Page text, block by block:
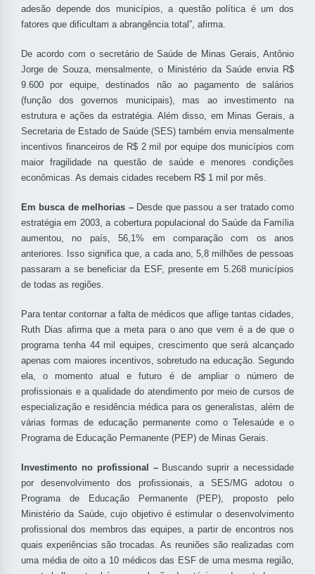
adesão depende dos municípios, a questão política é um dos
fatores que dificultam a abrangência total”, afirma.
De acordo com o secretário de Saúde de Minas Gerais, Antônio
Jorge de Souza, mensalmente, o Ministério da Saúde envia R$
9.600 por equipe, destinados não ao pagamento de salários
(função dos governos municipais), mas ao investimento na
estrutura e ações da estratégia. Além disso, em Minas Gerais, a
Secretaria de Estado de Saúde (SES) também envia mensalmente
incentivos financeiros de R$ 2 mil por equipe dos municípios com
maior fragilidade na questão de saúde e menores condições
econômicas. As demais cidades recebem R$ 1 mil por mês.
Em busca de melhorias –Desde que passou a ser tratado como
estratégia em 2003, a cobertura populacional do Saúde da Família
aumentou, no país, 56,1% em comparação com os anos
anteriores. Isso significa que, a cada ano, 5,8 milhões de pessoas
passaram a se beneficiar da ESF, presente em 5.268 municípios
de todas as regiões.
Para tentar contornar a falta de médicos que aflige tantas cidades,
Ruth Dias afirma que a meta para o ano que vem é a de que o
programa tenha 44 mil equipes, crescimento que será alcançado
apenas com maiores incentivos, sobretudo na educação. Segundo
ela, o momento atual e futuro é de ampliar o número de
profissionais e a qualidade do atendimento por meio de cursos de
especialização e residência médica para os generalistas, além de
várias formas de educação permanente como o Telesaúde e o
Programa de Educação Permanente (PEP) de Minas Gerais.
Investimento no profissional –Buscando suprir a necessidade
por desenvolvimento dos profissionais, a SES/MG adotou o
Programa de Educação Permanente (PEP), proposto pelo
Ministério da Saúde, cujo objetivo é estimular o desenvolvimento
profissional dos membros das equipes, a partir de encontros nos
quais experiências são trocadas. As reuniões são realizadas com
uma média de oito a 10 médicos das ESF de uma mesma região,